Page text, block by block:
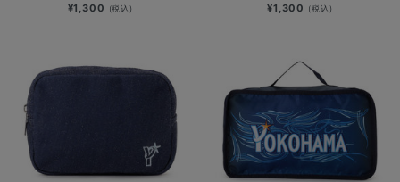
¥1,300 (税込) ¥1,300 (税込)